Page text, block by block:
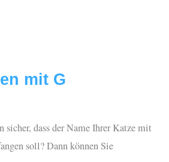
mit G
sicher, dass der Name Ihrer Katze mit
soll? Dann können Sie